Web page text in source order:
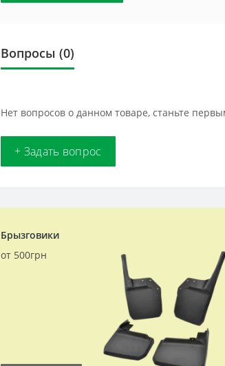
Вопросы (0)
Нет вопросов о данном товаре, станьте
+ Задать вопрос
Брызговики
от 500грн